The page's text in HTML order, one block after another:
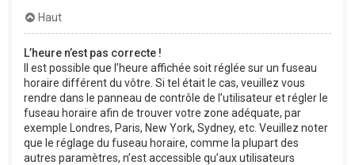
Haut
L’heure n’est pas correcte !
Il est possible que l’heure affichée soit réglée sur un fuseau
horaire différent du vôtre. Si tel était le cas, veuillez vous
rendre dans le panneau de contrôle de l’utilisateur et régler le
fuseau horaire afin de trouver votre zone adéquate, par
exemple Londres, Paris, New York, Sydney, etc. Veuillez noter
que le réglage du fuseau horaire, comme la plupart des
autres paramètres, n’est accessible qu’aux utilisateurs